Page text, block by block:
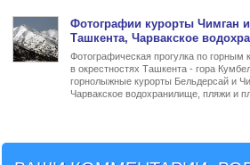
Фотографии курорты Чимган
Ташкента, Чарвакское
Фотографическая прогулка по горным
в окрестностях Ташкента - гора
горнолыжные курорты Бельдерсай и
Чарвакское водохранилище, пляжи и